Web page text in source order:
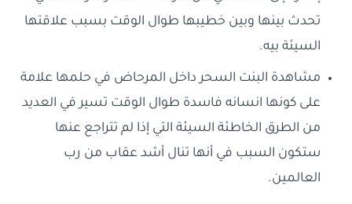
تحدث بينها وبين خطيبها طوال الوقت بسبب علاقتها
السيئة بيه.
مشاهدة البنت السحر داخل المرحاض في حلمها علامة
على كونها انسانه فاسدة طوال الوقت تسير في العديد
من الطرق الخاطئة السيئة التي إذا لم تتراجع عنها
ستكون السبب في أنها تنال أشد عقاب من رب
العالمين.